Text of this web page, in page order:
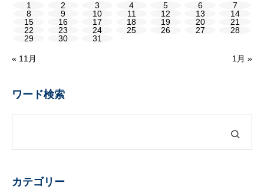
1 2 3 4 5 6
7
8
9 10 11 12 13
14
15
16 17 18 19 20
21
22
23 24 25 26 27
28
29
30 31
« 11月 1月 »
ワード検索
カテゴリー